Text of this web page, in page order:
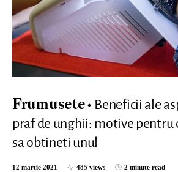
Frumusete
Beneficii ale
praf de unghii: motive pentru
sa obtineti unul
12 martie 2021 485 views 2 minute read